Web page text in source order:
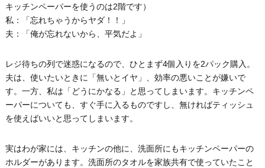
キッチンペーパーを使うのは2階です）
私：「忘れちゃうからヤダ！！」
夫：「俺が忘れないから、平気だよ」
レジ待ちの列で迷惑になるので、ひとまず4個入りを2パック購入。
夫は、使いたいときに「無いとイヤ」、効率の悪いことが嫌いで
す。一方、私は「どうにかなる」と思ってしまいます。キッチンペ
ーパーについても、すぐ手に入るものですし、無ければティッシュ
を使えばいいと思ってしまいます。
実はわが家には、キッチンの他に、洗面所にもキッチンペーパーの
ホルダーがあります。洗面所のタオルを家族共有で使っていたこと